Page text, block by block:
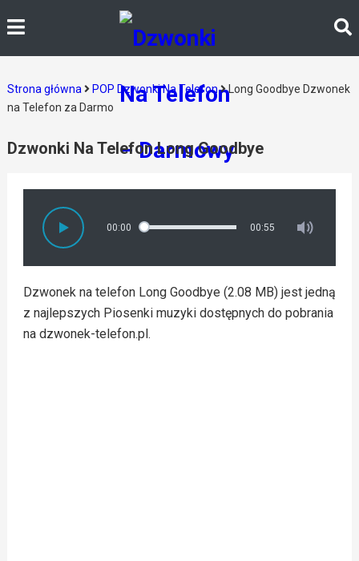
Strona główna POP Dzwonki Na Telefon
Long Goodbye Dzwonek
na Telefon za Darmo
Dzwonki Na Telefon Long Goodbye
00:00 00:55
Dzwonek na telefon Long Goodbye (2.08 MB) jest jedną
z najlepszych Piosenki muzyki dostępnych do pobrania
na dzwonek-telefon.pl.